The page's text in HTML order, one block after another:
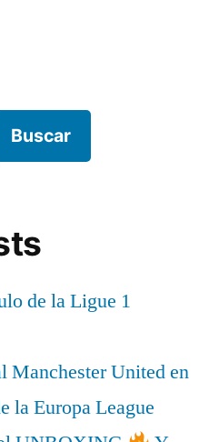
Buscar
de la Ligue 1
Manchester United en
la Europa League